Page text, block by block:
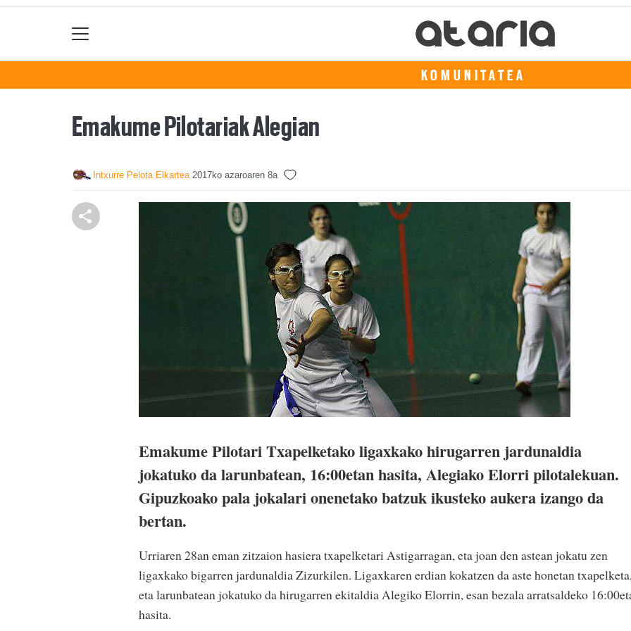
KOMUNITATEA
Emakume Pilotariak Alegian
Intxurre Pelota Elkartea 2017ko azaroaren 8a
Emakume Pilotari Txapelketako ligaxkako hirugarren jardunaldia
jokatuko da larunbatean, 16:00etan hasita, Alegiako Elorri pilotalekuan.
Gipuzkoako pala jokalari onenetako batzuk ikusteko aukera izango da
bertan.
Urriaren 28an eman zitzaion hasiera txapelketari Astigarragan, eta joan den astean jokatu zen
ligaxkako bigarren jardunaldia Zizurkilen. Ligaxkaren erdian kokatzen da aste honetan
eta larunbatean jokatuko da hirugarren ekitaldia Alegiko Elorrin, esan bezala arratsaldeko
hasita.